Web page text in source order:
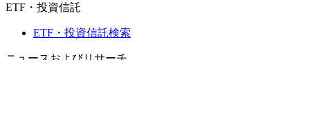
ETF・投資信託
ETF・投資信託検索
ニュースおよびリサーチ